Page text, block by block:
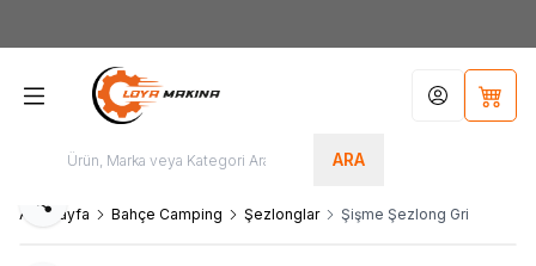
ARA
Hesabım
Ana Sayfa Bahçe Camping Şezlonglar Şişme Şezlong Gri
Paylaş